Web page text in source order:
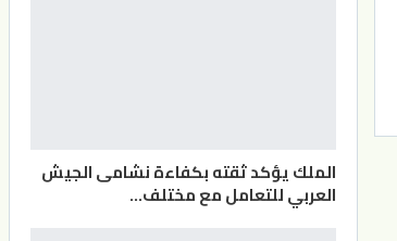
الملك يؤكد ثقته بكفاءة نشامى الجيش
العربي للتعامل مع مختلف…